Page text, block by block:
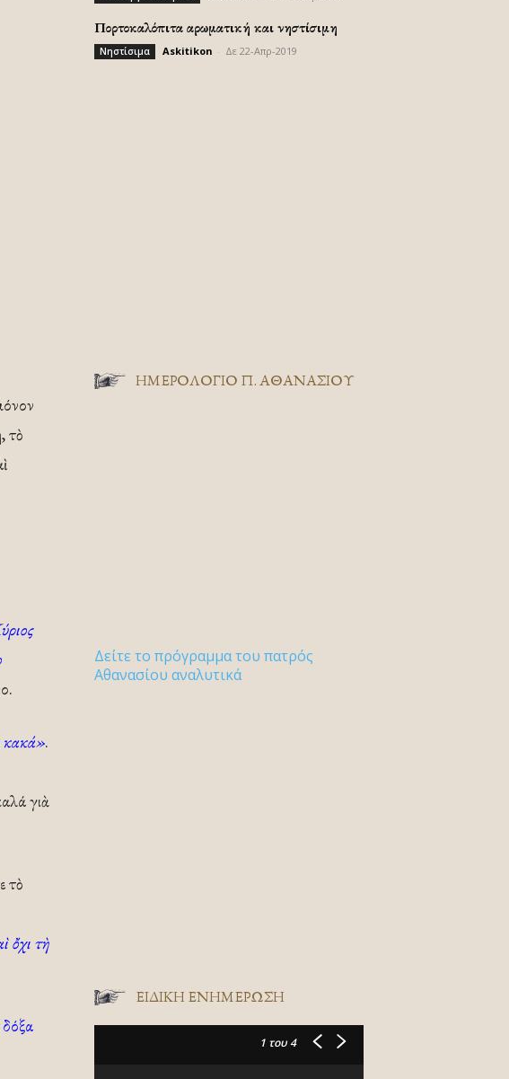
τὸ
κακά».
γιὰ
τὸ
ὄχι τὴ
δόξα
Πορτοκαλόπιτα αρωματική και νηστίσιμη
Νηστίσιμα Askitikon Δε 22-Απρ-2019
ΗΜΕΡΟΛΟΓΙΟ Π. ΑΘΑΝΑΣΙΟΥ
Δείτε το πρόγραμμα του πατρός
Αθανασίου αναλυτικά
ΕΙΔΙΚΉ ΕΝΗΜΈΡΩΣΗ
1 του 4